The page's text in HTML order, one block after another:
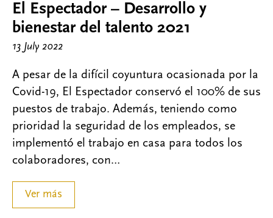
El Espectador – Desarrollo y
bienestar del talento 2021
13 July 2022
A pesar de la difícil coyuntura ocasionada por la
Covid-19, El Espectador conservó el 100% de sus
puestos de trabajo. Además, teniendo como
prioridad la seguridad de los empleados, se
implementó el trabajo en casa para todos los
colaboradores, con…
Ver más